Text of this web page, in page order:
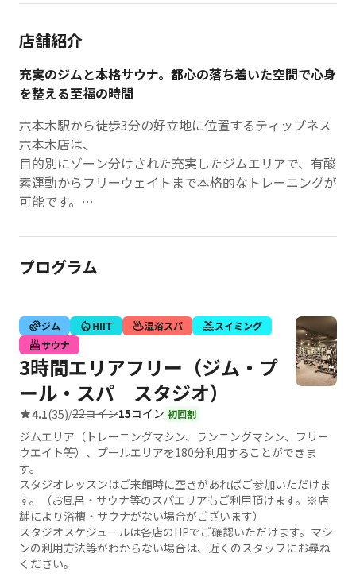
店舗紹介
充実のジムと本格サウナ。都心の落ち着いた空間で心身
を整える至福の時間
六本木駅から徒歩3分の好立地に位置するティップネス
六本木店は、
目的別にゾーン分けされた充実したジムエリアで、有酸
素運動からフリーウェイトまで本格的なトレーニングが
可能です。
にドライサウナ・ミストサウナを完備しており、
特にサウナーも満足する本格的なサウナ設備が運動後の
疲労回復とリラクゼーションを提供します。
プ効果も期待できる温浴施設として人気を集めていま
す。
豊富なスタジオプログラムやプールと合わせて、
都心でありながら落ち着いた環境でトータルなフィット
ネス体験が楽しめる総合フィットネスクラブです。
仕事帰りのビジネスパーソンにも最適な、充実したリラ
クゼーション施設を備えた贅沢な空間となっています。
プログラム
ジム HIIT 温浴スパ
スイミング
サウナ
3時間エリアフリー（ジム・プ
ール・スパ スタジオ）
4.1(35)/22コイン15コイン 初回割
ジムエリア（トレーニングマシン、ランニングマシン、フリー
ウエイト等）、プールエリアを180分利用することができま
す。
スタジオレッスンはご来館時に空きがあればご参加いただけま
す。（お風呂・サウナ等のスパエリアもご利用頂けます。※店
舗により浴槽・サウナがない場合がございます）
スタジオスケジュールは各店のHPでご確認いただけます。マシ
ンの利用方法等がわからない場合は、近くのスタッフにお尋ね
ください。